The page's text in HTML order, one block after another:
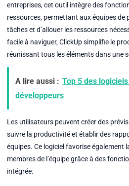
entreprises, cet outil intègre des
ressources, permettant aux équipes de
tâches et d’allouer les ressources
facile à naviguer, ClickUp simplifie le
réunissant tous les éléments dans une
A lire aussi : Top 5 des
développeurs
Les utilisateurs peuvent créer des
suivre la productivité et établir des
équipes. Ce logiciel favorise également
membres de l’équipe grâce à des
intégrée.